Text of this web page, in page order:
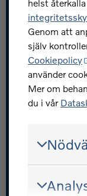
Skydda dig
Ziklo
© Ziklo Bank
Om Volvofinans
helst
Genom att
själv
Cookiepolicy
använder
Mer om
du i vår